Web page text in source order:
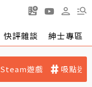
快評雜談 紳士專區
Steam遊戲 吸點迷